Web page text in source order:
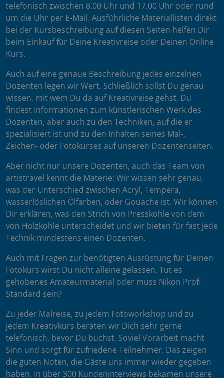
telefonisch zwischen 8.00 Uhr und 17.00 Uhr oder rund
um die Uhr per E-Mail. Ausführliche Materiallisten direkt
bei der Kursbeschreibung auf diesen Seiten helfen Dir
beim Einkauf für Deine Kreativreise oder Deinen Online
Kurs.
Auch auf eine genaue Beschreibung jedes einzelnen
Dozenten legen wir Wert. Schließlich sollst Du genau
wissen, mit wem Du da auf Kreativreise gehst. Du
findest Informationen zum künstlerischen Werk des
Dozenten, aber auch zu den Techniken, auf die er
spezialisiert ist und zu den Inhalten seines Mal-,
Zeichen- oder Fotokurses auf unseren Dozentenseiten.
Aber nicht nur unsere Dozenten, auch das Team von
artistravel kennt die Materie: Wir wissen sehr genau,
was der Unterschied zwischen Acryl, Tempera,
wasserlöslichen Ölfarben, oder Gouache ist. Wir können
Dir erklären, was den Strich von Presskohle von dem
von Holzkohle unterscheidet und wir bieten für fast jede
Technik mindestens einen Dozenten.
Auch mit Fragen zur benötigten Ausrüstung für Deinen
Fotokurs wirst Du nicht alleine gelassen. Tut es
gehobenes Amateurmaterial oder muss Nikon Profi
Standard sein?
Zu jeder Malreise, zu jedem Fotoworkshop und zu
jedem Kreativkurs beraten wir Dich sehr gerne
telefonisch, bevor Du buchst. Soviel Vorarbeit macht
Sinn und sorgt für zufriedene Teilnehmer. Das zeigen
die guten Noten, die Gäste uns immer wieder gegeben
haben. In über 300 Kundeninterviews bekamen unsere